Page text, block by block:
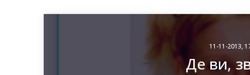
11-11-2013,
Де ви,